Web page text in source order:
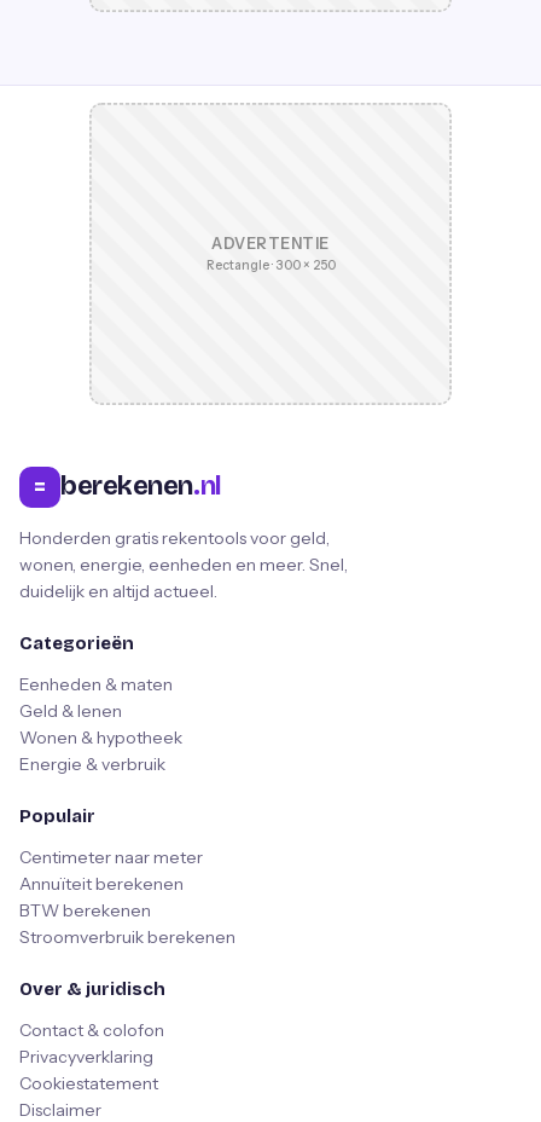
ADVERTENTIE
Rectangle · 300 × 250
= berekenen.nl
Honderden gratis rekentools voor geld,
wonen, energie, eenheden en meer. Snel,
duidelijk en altijd actueel.
Categorieën
Eenheden & maten
Geld & lenen
Wonen & hypotheek
Energie & verbruik
Populair
Centimeter naar meter
Annuïteit berekenen
BTW berekenen
Stroomverbruik berekenen
Over & juridisch
Contact & colofon
Privacyverklaring
Cookiestatement
Disclaimer